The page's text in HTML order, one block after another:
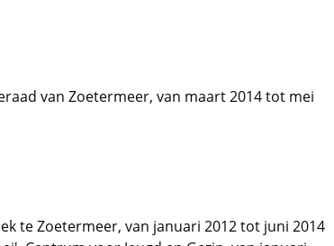
van Zoetermeer, van maart 2014 tot mei
te Zoetermeer, van januari 2012 tot juni 2014